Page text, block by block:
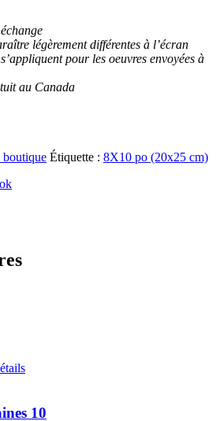
légèrement différentes à l’écran
pour les oeuvres envoyées à
au Canada
boutique Étiquette : 8X10 po (20x25 cm)
10